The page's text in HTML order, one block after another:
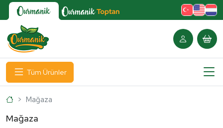
Tüm Ürünler
Ana Sayfa
Mağaza
Mağaza